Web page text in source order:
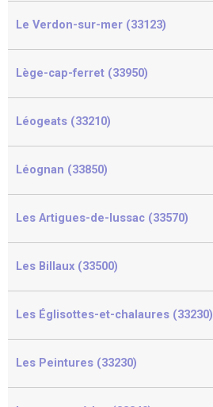
Le Verdon-sur-mer (33123)
Lège-cap-ferret (33950)
Léogeats (33210)
Léognan (33850)
Les Artigues-de-lussac (33570)
Les Billaux (33500)
Les Églisottes-et-chalaures (33230)
Les Peintures (33230)